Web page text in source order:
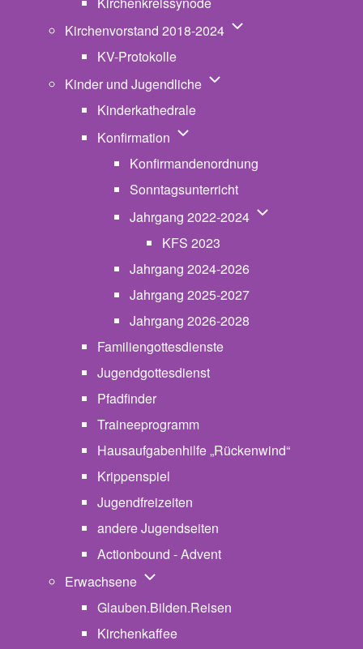
Kirchenvorstand 2018-2024 Unternavigation von
KV-Protokolle
Kinder und Jugendliche Unternavigation von
Kinderkathedrale
Konfirmation Unternavigation von
Konfirmandenordnung
Sonntagsunterricht
Jahrgang 2022-2024 Unternavigation
KFS 2023
Jahrgang 2024-2026
Jahrgang 2025-2027
Jahrgang 2026-2028
Familiengottesdienste
Jugendgottesdienst
Pfadfinder
Traineeprogramm
Hausaufgabenhilfe „Rückenwind“
Krippenspiel
Jugendfreizeiten
andere Jugendseiten
Actionbound - Advent
Erwachsene Unternavigation von Erwachsene
Glauben.Bilden.Reisen
Kirchenkaffee